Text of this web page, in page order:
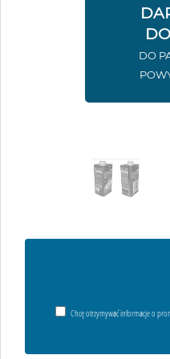
DO
Chcę otrzymywać informacje o